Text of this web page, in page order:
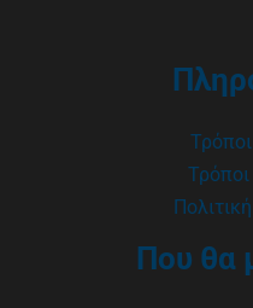
Που θα